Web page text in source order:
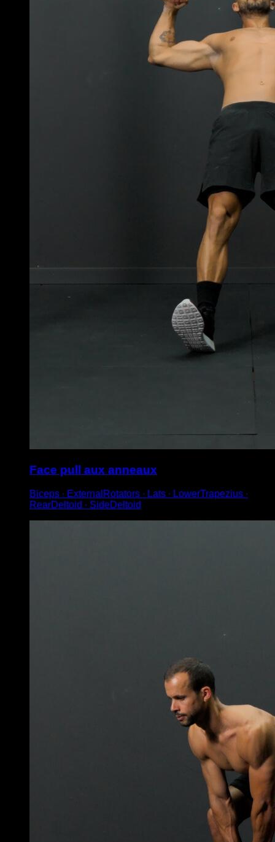
Face pull aux anneaux
Biceps ∙ ExternalRotators ∙ Lats ∙ LowerTrapezius ∙
RearDeltoid ∙ SideDeltoid